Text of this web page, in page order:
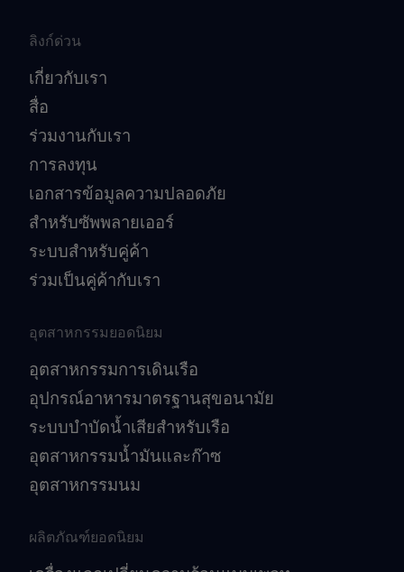
ลิงก์ด่วน
เกี่ยวกับเรา
สื่อ
ร่วมงานกับเรา
การลงทุน
เอกสารข้อมูลความปลอดภัย
สำหรับซัพพลายเออร์
ระบบสำหรับคู่ค้า
ร่วมเป็นคู่ค้ากับเรา
อุตสาหกรรมยอดนิยม
อุตสาหกรรมการเดินเรือ
อุปกรณ์อาหารมาตรฐานสุขอนามัย
ระบบบำบัดน้ำเสียสำหรับเรือ
อุตสาหกรรมน้ำมันและก๊าซ
อุตสาหกรรมนม
ผลิตภัณฑ์ยอดนิยม